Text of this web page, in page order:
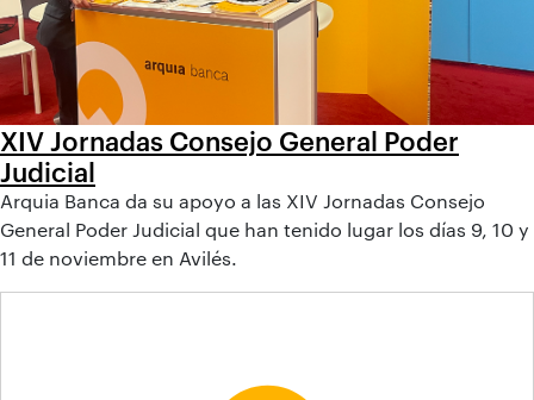
XIV Jornadas Consejo General Poder
Judicial
Arquia Banca da su apoyo a las XIV Jornadas Consejo
General Poder Judicial que han tenido lugar los días 9, 10 y
11 de noviembre en Avilés.